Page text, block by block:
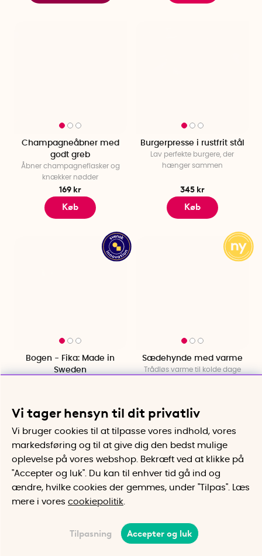
Champagneåbner med
godt greb
Åbner champagneflasker og
knækker nødder
169 kr
Køb
Burgerpresse i rustfrit stål
Lav perfekte burgere, der
hænger sammen
345 kr
Køb
Bogen - Fika: Made in
Sweden
Sædehynde med varme
Trådløs varme til kolde dage
Det var allt i denna kategori! Vi handplockar
Viser1-74ud 74produkter
Vi tager hensyn til dit privatliv
Vi bruger cookies til at tilpasse vores indhold, vores
markedsføring og til at give dig den bedst mulige
oplevelse på vores webshop. Bekræft ved at klikke på
"Accepter og luk". Du kan til enhver tid gå ind og
ændre, hvilke cookies der gemmes, under "Tilpas". Læs
mere i vores cookiepolitik
Tilpasning Accepter og luk